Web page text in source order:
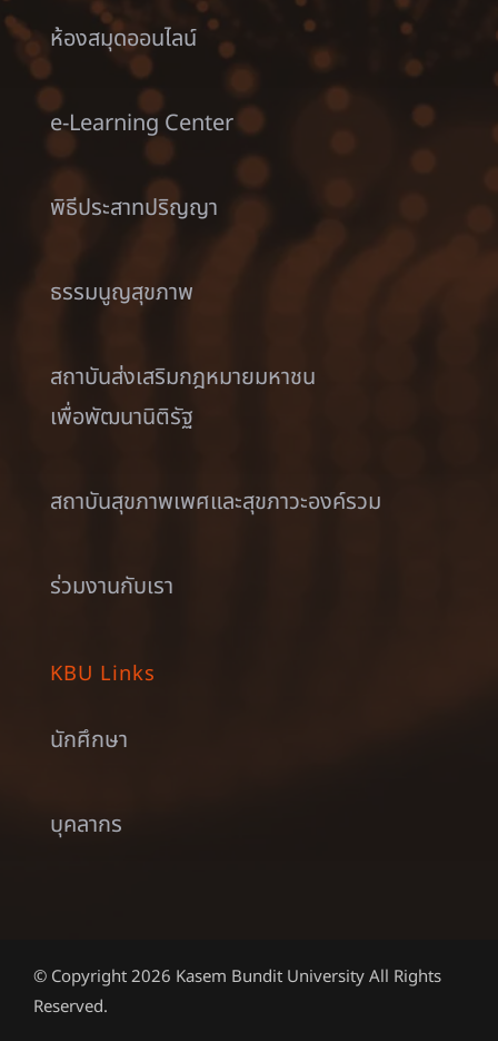
ห้องสมุดออนไลน์
e-Learning Center
พิธีประสาทปริญญา
ธรรมนูญสุขภาพ
สถาบันส่งเสริมกฎหมายมหาชน
เพื่อพัฒนานิติรัฐ
สถาบันสุขภาพเพศและสุขภาวะองค์รวม
ร่วมงานกับเรา
KBU Links
นักศึกษา
บุคลากร
© Copyright 2026 Kasem Bundit University All Rights
Reserved.